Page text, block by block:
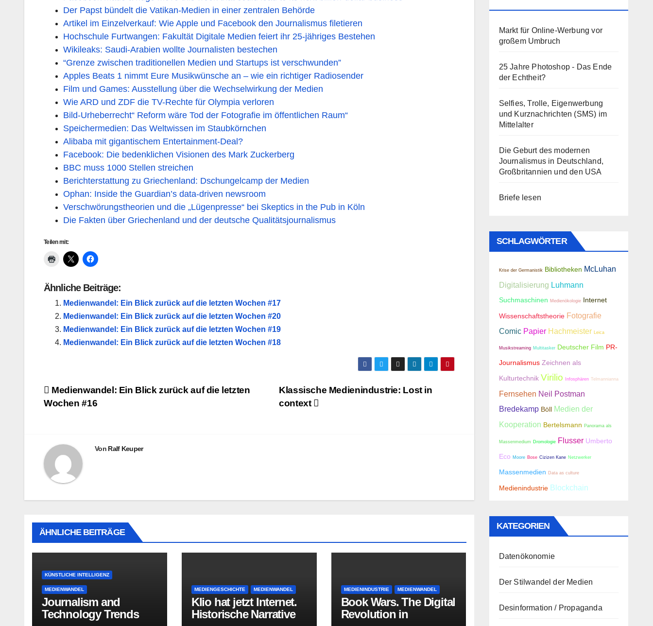
Der Papst bündelt die Vatikan-Medien in einer zentralen Behörde
Artikel im Einzelverkauf: Wie Apple und Facebook den Journalismus filetieren
Hochschule Furtwangen: Fakultät Digitale Medien feiert ihr 25-jähriges Bestehen
Wikileaks: Saudi-Arabien wollte Journalisten bestechen
“Grenze zwischen traditionellen Medien und Startups ist verschwunden”
Apples Beats 1 nimmt Eure Musikwünsche an – wie ein richtiger Radiosender
Film und Games: Ausstellung über die Wechselwirkung der Medien
Wie ARD und ZDF die TV-Rechte für Olympia verloren
Bild-Urheberrecht“ Reform wäre Tod der Fotografie im öffentlichen Raum“
Speichermedien: Das Weltwissen im Staubkörnchen
Alibaba mit gigantischem Entertainment-Deal?
Facebook: Die bedenklichen Visionen des Mark Zuckerberg
BBC muss 1000 Stellen streichen
Berichterstattung zu Griechenland: Dschungelcamp der Medien
Ophan: Inside the Guardian’s data-driven newsroom
Verschwörungstheorien und die „Lügenpresse“ bei Skeptics in the Pub in Köln
Die Fakten über Griechenland und der deutsche Qualitätsjournalismus
Teilen mit:
Ähnliche Beiträge:
Medienwandel: Ein Blick zurück auf die letzten Wochen #17
Medienwandel: Ein Blick zurück auf die letzten Wochen #20
Medienwandel: Ein Blick zurück auf die letzten Wochen #19
Medienwandel: Ein Blick zurück auf die letzten Wochen #18
Beitragsnavigation
Klassische Medienindustrie: Lost in
context
Medienwandel: Ein Blick zurück auf die letzten
Wochen #16
Von Ralf Keuper
ÄHNLICHE BEITRÄGE
KÜNSTLICHE INTELLIGENZ
MEDIENWANDEL
Journalism and
Technology Trends
MEDIENGESCHICHTE MEDIENWANDEL
Klio hat jetzt Internet.
Historische Narrative
MEDIENINDUSTRIE MEDIENWANDEL
Book Wars. The Digital
Revolution in
Markt für Online-Werbung vor
großem Umbruch
25 Jahre Photoshop - Das Ende
der Echtheit?
Selfies, Trolle, Eigenwerbung
und Kurznachrichten (SMS) im
Mittelalter
Die Geburt des modernen
Journalismus in Deutschland,
Großbritannien und den USA
Briefe lesen
SCHLAGWÖRTER
Krise der Germanistik Bibliotheken McLuhan
Digitalisierung Luhmann
Suchmaschinen Medienökologie Internet
Wissenschaftstheorie Fotografie
Comic Papier Hachmeister Leica
Musikstreaming Multitasker Deutscher Film PR-
Journalismus Zeichnen als
Kulturtechnik Virilio Infosphären Telmannianna
Fernsehen Neil Postman
Bredekamp Böll
Medien der
Kooperation Bertelsmann Panorama als
Massenmedium Dromologie Flusser Umberto
Eco Moore Bose Cizizen Kane Netzwerker
Massenmedien Data as culture
Medienindustrie Blockchain
KATEGORIEN
Datenökonomie
Der Stilwandel der Medien
Desinformation / Propaganda